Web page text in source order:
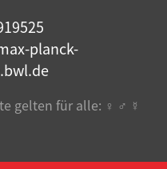
planck-
gelten für alle: ♀ ♂ ☿️